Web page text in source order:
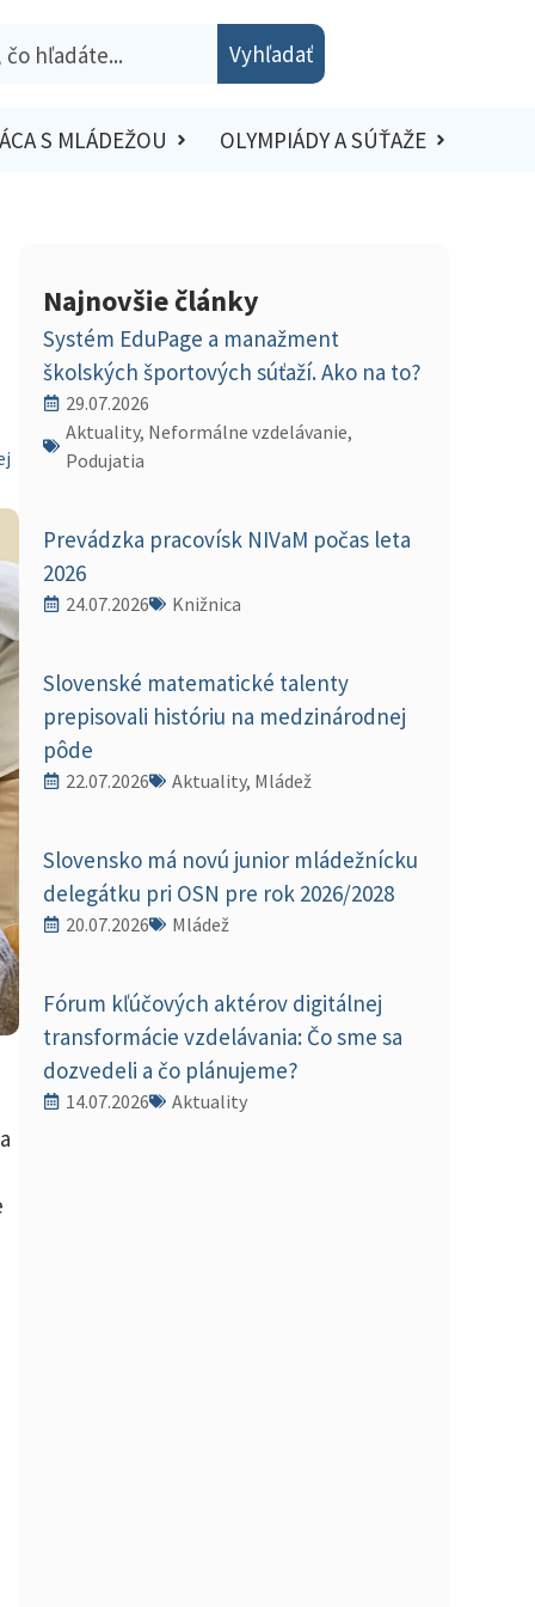
Vyhľadať
S MLÁDEŽOU OLYMPIÁDY A SÚŤAŽE
Najnovšie články
Systém EduPage a manažment
školských športových súťaží. Ako na to?
29.07.2026
Aktuality, Neformálne vzdelávanie,
Podujatia
Prevádzka pracovísk NIVaM počas leta
2026
24.07.2026 Knižnica
Slovenské matematické talenty
prepisovali históriu na medzinárodnej
pôde
22.07.2026 Aktuality, Mládež
Slovensko má novú junior mládežnícku
delegátku pri OSN pre rok 2026/2028
20.07.2026 Mládež
Fórum kľúčových aktérov digitálnej
transformácie vzdelávania: Čo sme sa
dozvedeli a čo plánujeme?
14.07.2026 Aktuality